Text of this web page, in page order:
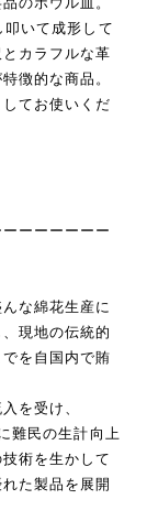
いて成形して
カラフルな革
徴的な商品。
てお使いくだ
ーーーーーー
な綿花生産に
現地の伝統的
を自国内で賄
を受け、
難民の生計向上
術を生かして
た製品を展開